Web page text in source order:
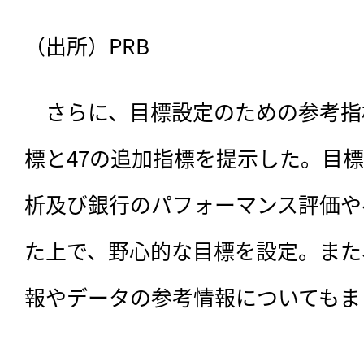
（出所）PRB
さらに、目標設定のための参考
標と47の追加指標を提示した。目
析及び銀行のパフォーマンス評価
た上で、野心的な目標を設定。ま
報やデータの参考情報についても